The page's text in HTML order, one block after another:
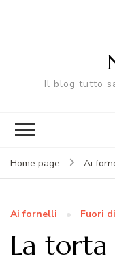
Il blog tutto
Home page Ai
Ai fornelli Fuori
La